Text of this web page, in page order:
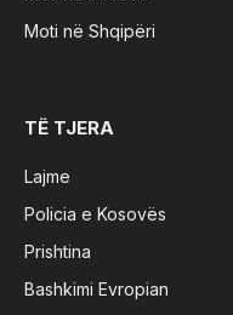
Moti në Shqipëri
TË TJERA
Lajme
Policia e Kosovës
Prishtina
Bashkimi Evropian